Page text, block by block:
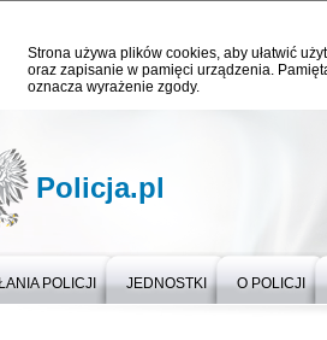
Strona używa plików cookies, aby ułatwić
oraz zapisanie w pamięci urządzenia.
oznacza wyrażenie zgody.
Policja.pl
POLICJI JEDNOSTKI O POLICJI